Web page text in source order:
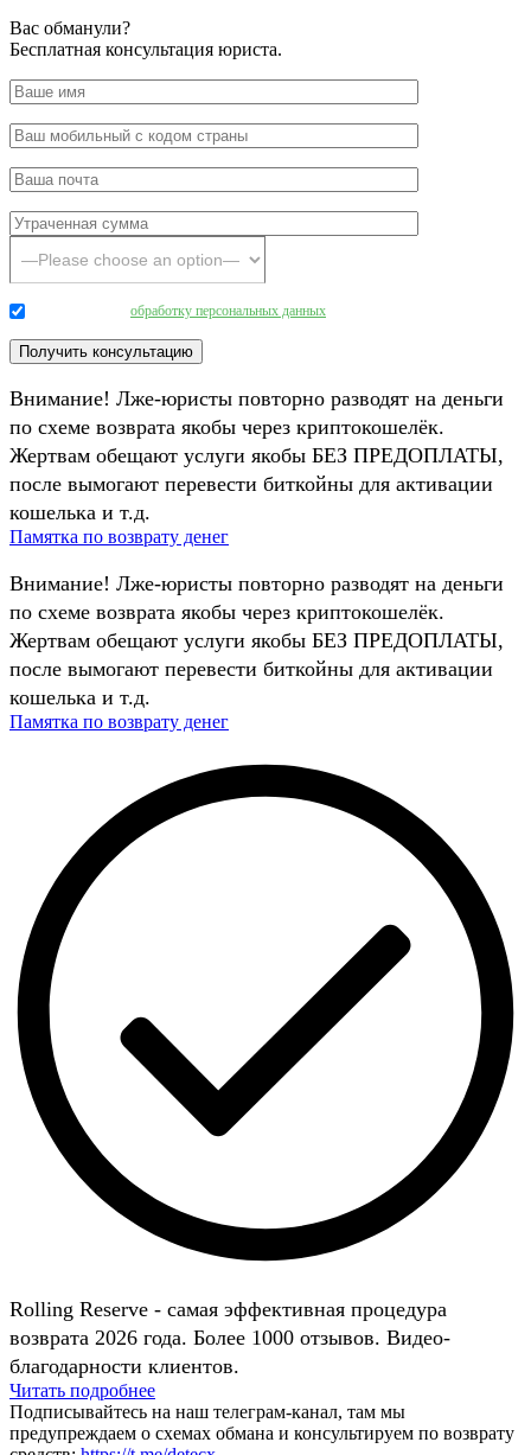
Вас обманули?
Бесплатная консультация юриста.
обработку персональных данных
Внимание! Лже-юристы повторно разводят на деньги
по схеме возврата якобы через криптокошелёк.
Жертвам обещают услуги якобы БЕЗ ПРЕДОПЛАТЫ,
после вымогают перевести биткойны для активации
кошелька и т.д.
Памятка по возврату денег
Внимание! Лже-юристы повторно разводят на деньги
по схеме возврата якобы через криптокошелёк.
Жертвам обещают услуги якобы БЕЗ ПРЕДОПЛАТЫ,
после вымогают перевести биткойны для активации
кошелька и т.д.
Памятка по возврату денег
Rolling Reserve - самая эффективная процедура
возврата 2026 года. Более 1000 отзывов. Видео-
благодарности клиентов.
Читать подробнее
Подписывайтесь на наш телеграм-канал, там мы
предупреждаем о схемах обмана и консультируем по возврату